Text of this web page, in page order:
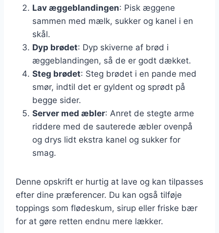
Lav æggeblandingen: Pisk æggene
sammen med mælk, sukker og kanel i en
skål.
Dyp brødet: Dyp skiverne af brød i
æggeblandingen, så de er godt dækket.
Steg brødet: Steg brødet i en pande med
smør, indtil det er gyldent og sprødt på
begge sider.
Server med æbler: Anret de stegte arme
riddere med de sauterede æbler ovenpå
og drys lidt ekstra kanel og sukker for
smag.
Denne opskrift er hurtig at lave og kan tilpasses
efter dine præferencer. Du kan også tilføje
toppings som flødeskum, sirup eller friske bær
for at gøre retten endnu mere lækker.